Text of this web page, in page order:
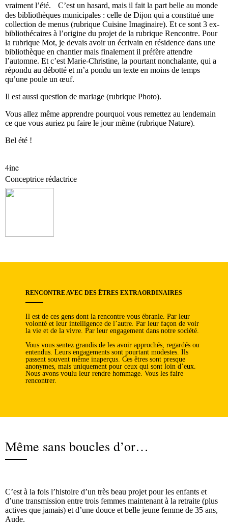
vraiment l’été. C’est un hasard, mais il fait la part belle au monde
des bibliothèques municipales : celle de Dijon qui a constitué une
collection de menus (rubrique Cuisine Imaginaire). Et ce sont 3 ex-
bibliothécaires à l’origine du projet de la rubrique Rencontre. Pour
la rubrique Mot, je devais avoir un écrivain en résidence dans une
bibliothèque en chantier mais finalement il préfère attendre
l’automne. Et c’est Marie-Christine, la pourtant nonchalante, qui a
répondu au débotté et m’a pondu un texte en moins de temps
qu’une poule un œuf.
Il est aussi question de mariage (rubrique Photo).
Vous allez même apprendre pourquoi vous remettez au lendemain
ce que vous auriez pu faire le jour même (rubrique Nature).
Bel été !
4ine
Conceptrice rédactrice
RENCONTRE AVEC DES ÊTRES EXTRAORDINAIRES
Il est de ces gens dont la rencontre vous ébranle. Par leur
volonté et leur intelligence de l’autre. Par leur façon de voir
la vie et de la vivre. Par leur engagement dans notre société.
Vous vous sentez grandis de les avoir approchés, regardés ou
entendus. Leurs engagements sont pourtant modestes. Ils
passent souvent même inaperçus. Ces êtres sont presque
anonymes, mais uniquement pour ceux qui sont loin d’eux.
Nous avons voulu leur rendre hommage. Vous les faire
rencontrer.
Même sans boucles d’or…
C’est à la fois l’histoire d’un très beau projet pour les enfants et
d’une transmission entre trois femmes maintenant à la retraite (plus
actives que jamais) et d’une douce et belle jeune femme de 35 ans,
Aude.